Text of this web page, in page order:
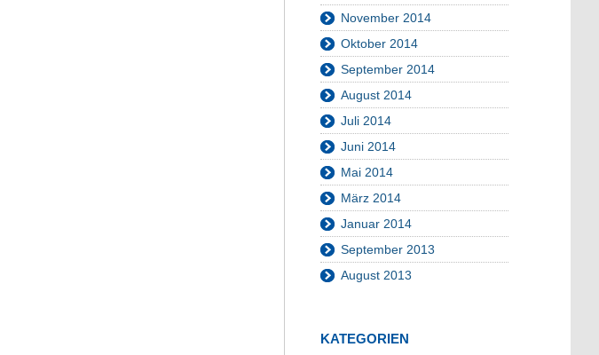
November 2014
Oktober 2014
September 2014
August 2014
Juli 2014
Juni 2014
Mai 2014
März 2014
Januar 2014
September 2013
August 2013
KATEGORIEN